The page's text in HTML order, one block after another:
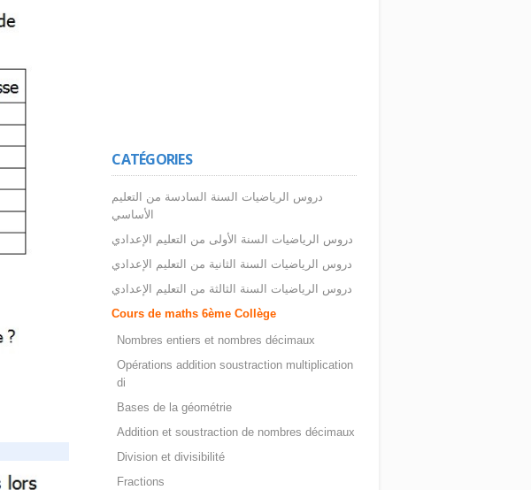
CATÉGORIES
دروس الرياضيات السنة السادسة من التعليم
الأساسي
دروس الرياضيات السنة الأولى من التعليم الإعدادي
دروس الرياضيات السنة الثانية من التعليم الإعدادي
دروس الرياضيات السنة الثالثة من التعليم الإعدادي
Cours de maths 6ème Collège
Nombres entiers et nombres décimaux
Opérations addition soustraction multiplication
di
Bases de la géométrie
Addition et soustraction de nombres décimaux
Division et divisibilité
Fractions